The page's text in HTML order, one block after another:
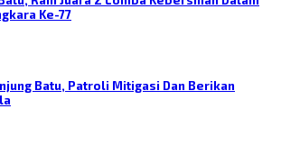
Ke-77
Batu, Patroli Mitigasi Dan Berikan